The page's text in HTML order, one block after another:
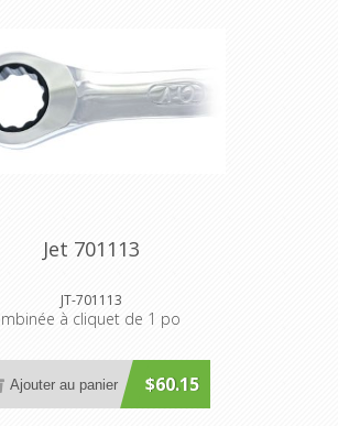
Jet 701113
JT-701113
à cliquet de 1 po
$60.15
Ajouter au panier